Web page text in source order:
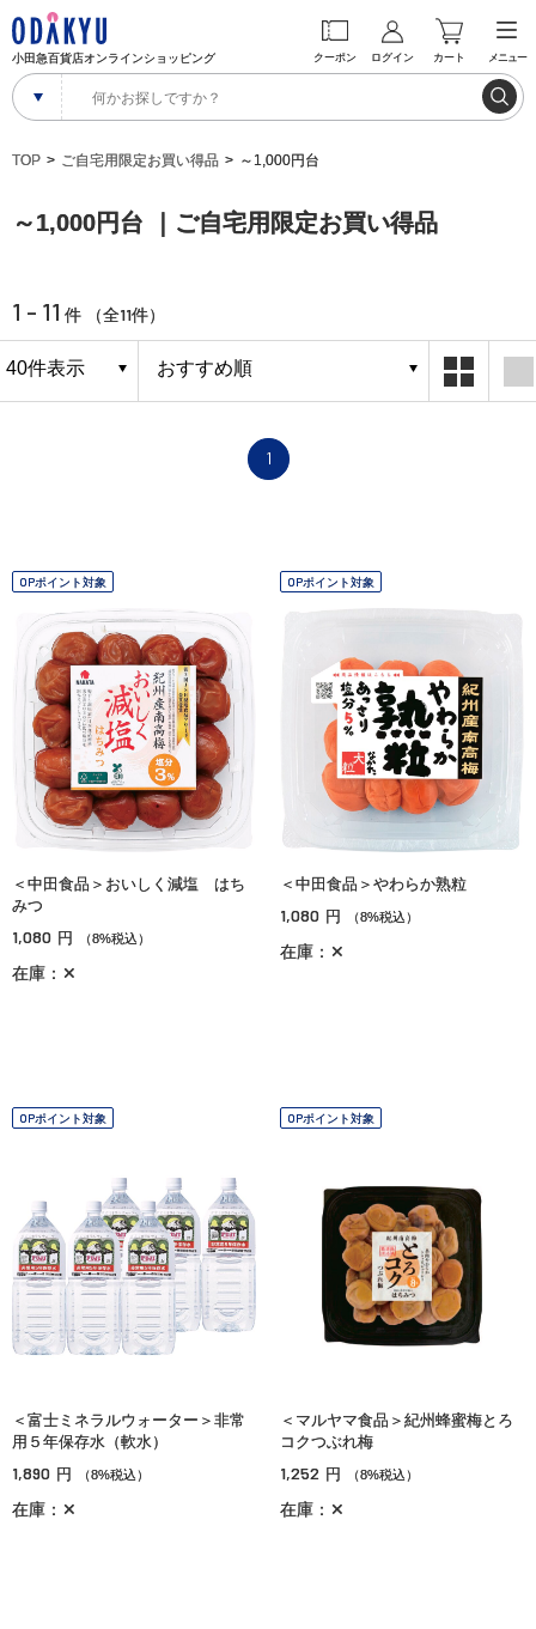
小田急百貨店オンラインショッピング クーポン ログイン カート メニュー
TOP ご自宅用限定お買い得品 ～1,000円台
～1,000円台 ｜ご自宅用限定お買い得品
1 - 11 件 （全11件）
1
OPポイント対象
＜中田食品＞おいしく減塩 はち
みつ
1,080 円 （8%税込）
在庫：✕
OPポイント対象
＜中田食品＞やわらか熟粒
1,080 円 （8%税込）
在庫：✕
OPポイント対象
＜富士ミネラルウォーター＞非常
用５年保存水（軟水）
1,890 円 （8%税込）
在庫：✕
OPポイント対象
＜マルヤマ食品＞紀州蜂蜜梅とろ
コクつぶれ梅
1,252 円 （8%税込）
在庫：✕